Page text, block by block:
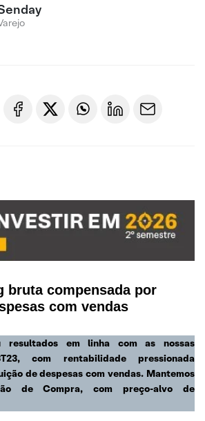
bruta compensada por
com vendas
resultados em linha com as nossas
com rentabilidade pressionada
de despesas com vendas. Mantemos
de Compra, com preço-alvo de